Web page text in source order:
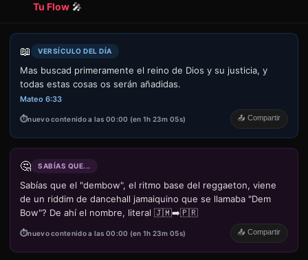
Tu Flow 🎤
📖 VERSÍCULO DEL DÍA
Mas buscad primeramente el reino de Dios y su justicia, y
todas estas cosas os serán añadidas.
Mateo 6:33
nuevo contenido a las 00:00 (en 1h 23m 05s) 📤 Compartir
🤔 SABÍAS QUE...
Sabías que el "dembow", el ritmo base del reggaeton, viene
de un riddim de dancehall jamaiquino que se llamaba "Dem
Bow"? De ahí el nombre, literal 🇯🇲➡️🇵🇷
nuevo contenido a las 00:00 (en 1h 23m 05s) 📤 Compartir